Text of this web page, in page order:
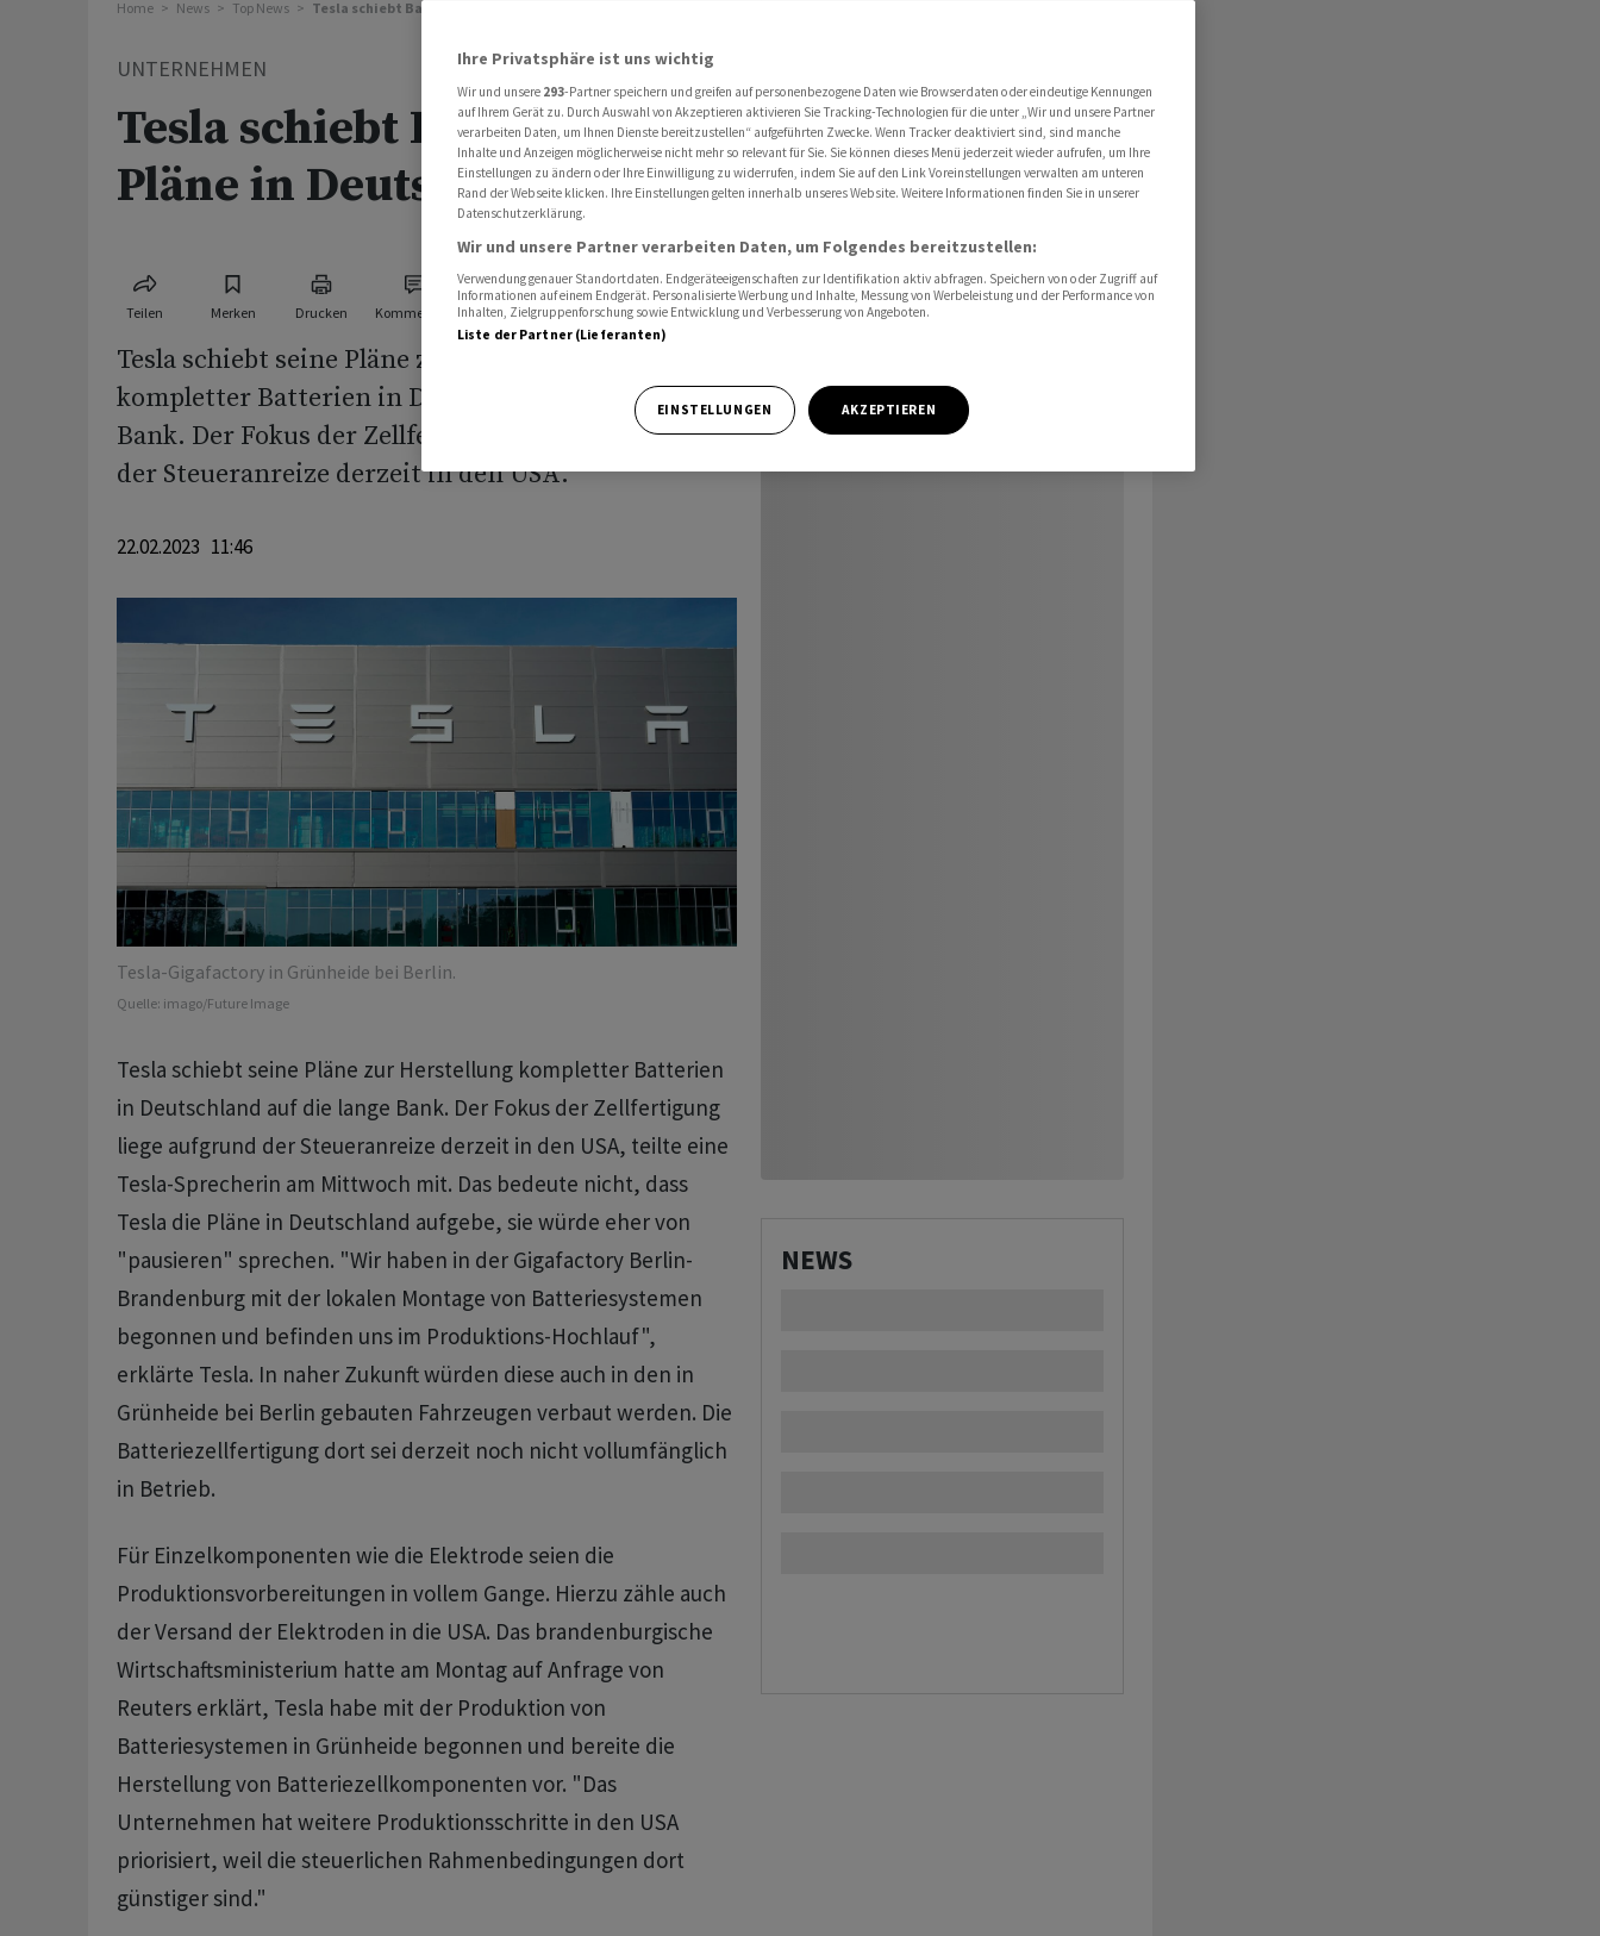
Home News Top News Tesla schiebt Batteriebau-Pläne in Deutschland auf
UNTERNEHMEN
Tesla schiebt Batteriebau-
Pläne in Deutschland auf
Teilen Merken Drucken Kommentare
Tesla schiebt seine Pläne zur Herstellung
kompletter Batterien in Deutschland auf die lange
Bank. Der Fokus der Zellfertigung liege aufgrund
der Steueranreize derzeit in den USA.
22.02.2023 11:46
Tesla-Gigafactory in Grünheide bei Berlin.
Quelle: imago/Future Image
Tesla schiebt seine Pläne zur Herstellung kompletter Batterien
in Deutschland auf die lange Bank. Der Fokus der Zellfertigung
liege aufgrund der Steueranreize derzeit in den USA, teilte eine
Tesla-Sprecherin am Mittwoch mit. Das bedeute nicht, dass
Tesla die Pläne in Deutschland aufgebe, sie würde eher von
"pausieren" sprechen. "Wir haben in der Gigafactory Berlin-
Brandenburg mit der lokalen Montage von Batteriesystemen
begonnen und befinden uns im Produktions-Hochlauf",
erklärte Tesla. In naher Zukunft würden diese auch in den in
Grünheide bei Berlin gebauten Fahrzeugen verbaut werden. Die
Batteriezellfertigung dort sei derzeit noch nicht vollumfänglich
in Betrieb.
Für Einzelkomponenten wie die Elektrode seien die
Produktionsvorbereitungen in vollem Gange. Hierzu zähle auch
der Versand der Elektroden in die USA. Das brandenburgische
Wirtschaftsministerium hatte am Montag auf Anfrage von
Reuters erklärt, Tesla habe mit der Produktion von
Batteriesystemen in Grünheide begonnen und bereite die
Herstellung von Batteriezellkomponenten vor. "Das
Unternehmen hat weitere Produktionsschritte in den USA
priorisiert, weil die steuerlichen Rahmenbedingungen dort
günstiger sind."
NEWS
Ihre Privatsphäre ist uns wichtig
Wir und unsere 293-Partner speichern und greifen auf personenbezogene Daten wie Browserdaten oder eindeutige Kennungen
auf Ihrem Gerät zu. Durch Auswahl von Akzeptieren aktivieren Sie Tracking-Technologien für die unter „Wir und unsere Partner
verarbeiten Daten, um Ihnen Dienste bereitzustellen“ aufgeführten Zwecke. Wenn Tracker deaktiviert sind, sind manche
Inhalte und Anzeigen möglicherweise nicht mehr so relevant für Sie. Sie können dieses Menü jederzeit wieder aufrufen, um Ihre
Einstellungen zu ändern oder Ihre Einwilligung zu widerrufen, indem Sie auf den Link Voreinstellungen verwalten am unteren
Rand der Webseite klicken. Ihre Einstellungen gelten innerhalb unseres Website. Weitere Informationen finden Sie in unserer
Datenschutzerklärung.
Wir und unsere Partner verarbeiten Daten, um Folgendes bereitzustellen:
Verwendung genauer Standortdaten. Endgeräteeigenschaften zur Identifikation aktiv abfragen. Speichern von oder Zugriff auf
Informationen auf einem Endgerät. Personalisierte Werbung und Inhalte, Messung von Werbeleistung und der Performance von
Inhalten, Zielgruppenforschung sowie Entwicklung und Verbesserung von Angeboten.
Liste der Partner (Lieferanten)
EINSTELLUNGEN AKZEPTIEREN